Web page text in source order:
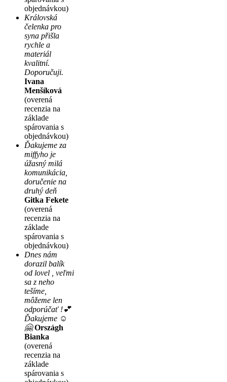
objednávkou)
Královská
čelenka pro
syna přišla
rychle a
materiál
kvalitní.
Doporučuji.
Ivana
Menšíková
(overená
recenzia na
základe
spárovania s
objednávkou)
Ďakujeme za
miffyho je
úžasný milá
komunikácia,
doručenie na
druhý deň
Gitka Fekete
(overená
recenzia na
základe
spárovania s
objednávkou)
Dnes nám
dorazil balík
od lovel , veľmi
sa z neho
tešíme,
môžeme len
odporúčať !💕
Ďakujeme ☺️
🤗 Országh
Bianka
(overená
recenzia na
základe
spárovania s